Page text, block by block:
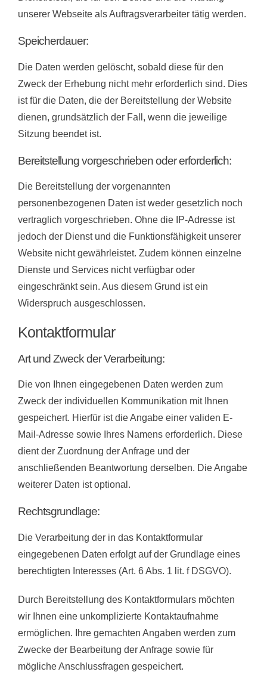
unserer Webseite als Auftragsverarbeiter tätig werden.
Speicherdauer:
Die Daten werden gelöscht, sobald diese für den
Zweck der Erhebung nicht mehr erforderlich sind. Dies
ist für die Daten, die der Bereitstellung der Website
dienen, grundsätzlich der Fall, wenn die jeweilige
Sitzung beendet ist.
Bereitstellung vorgeschrieben oder erforderlich:
Die Bereitstellung der vorgenannten
personenbezogenen Daten ist weder gesetzlich noch
vertraglich vorgeschrieben. Ohne die IP-Adresse ist
jedoch der Dienst und die Funktionsfähigkeit unserer
Website nicht gewährleistet. Zudem können einzelne
Dienste und Services nicht verfügbar oder
eingeschränkt sein. Aus diesem Grund ist ein
Widerspruch ausgeschlossen.
Kontaktformular
Art und Zweck der Verarbeitung:
Die von Ihnen eingegebenen Daten werden zum
Zweck der individuellen Kommunikation mit Ihnen
gespeichert. Hierfür ist die Angabe einer validen E-
Mail-Adresse sowie Ihres Namens erforderlich. Diese
dient der Zuordnung der Anfrage und der
anschließenden Beantwortung derselben. Die Angabe
weiterer Daten ist optional.
Rechtsgrundlage:
Die Verarbeitung der in das Kontaktformular
eingegebenen Daten erfolgt auf der Grundlage eines
berechtigten Interesses (Art. 6 Abs. 1 lit. f DSGVO).
Durch Bereitstellung des Kontaktformulars möchten
wir Ihnen eine unkomplizierte Kontaktaufnahme
ermöglichen. Ihre gemachten Angaben werden zum
Zwecke der Bearbeitung der Anfrage sowie für
mögliche Anschlussfragen gespeichert.